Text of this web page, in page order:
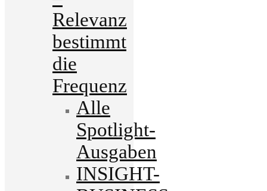
Relevanz
bestimmt
die
Frequenz
Alle
Spotlight-
Ausgaben
INSIGHT-